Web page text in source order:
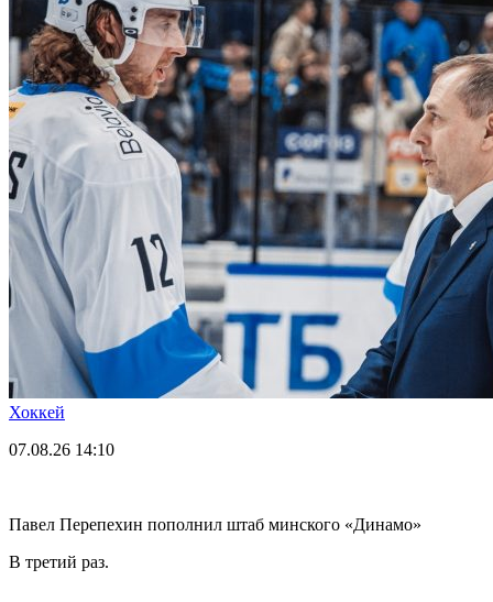
Хоккей
07.08.26 14:10
Павел Перепехин пополнил штаб минского «Динамо»
В третий раз.